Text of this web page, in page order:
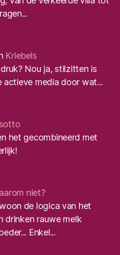
Kriebels
Nou ja, stilzitten is
actieve media door wat...
het gecombineerd met
niet?
de logica van het
drinken rauwe melk
Enkel...